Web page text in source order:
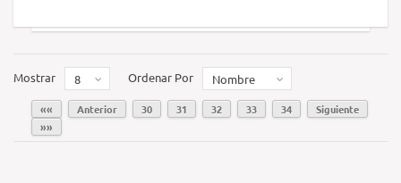
Mostrar 8 Ordenar Por Nombre
«« Anterior 30 31 32 33 34
Siguiente
»»